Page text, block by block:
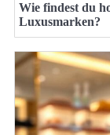
Wie findest du
Luxusmarken?